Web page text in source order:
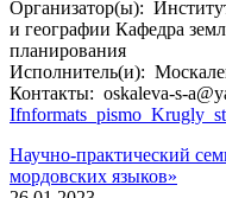
Организатор(ы):
и географии Кафедра
планирования
Исполнитель(и):
Контакты: oskaleva-s-
Научно-практический
мордовских языков»